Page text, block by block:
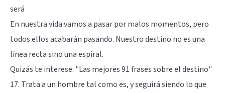
será
En nuestra vida vamos a pasar por malos momentos, pero
todos ellos acabarán pasando. Nuestro destino no es una
línea recta sino una espiral.
Quizás te interese: "Las mejores 91 frases sobre el destino"
17. Trata a un hombre tal como es, y seguirá siendo lo que